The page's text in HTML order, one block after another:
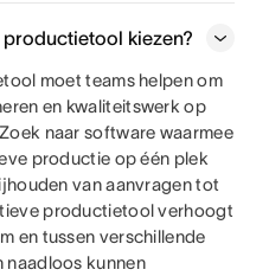
kiezen?
moet teams helpen om
en kwaliteitswerk op
naar software waarmee
productie op één plek
van aanvragen tot
productietool verhoogt
en tussen verschillende
naadloos kunnen